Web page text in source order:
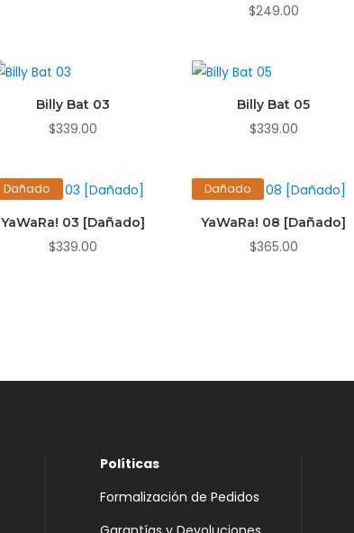
$249.00
Billy Bat 03
$339.00
Billy Bat 05
$339.00
Dañado
YaWaRa! 03 [Dañado]
$339.00
Dañado
YaWaRa! 08 [Dañado]
$365.00
Políticas
Formalización de Pedidos